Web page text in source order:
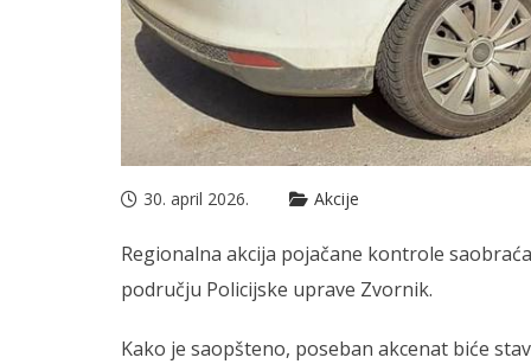
30. april 2026. Akcije
Regionalna akcija pojačane kontrole
području Policijske uprave Zvornik.
Kako je saopšteno, poseban akcenat biće